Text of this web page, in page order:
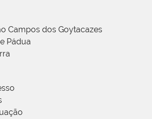
Campos dos Goytacazes
Pádua